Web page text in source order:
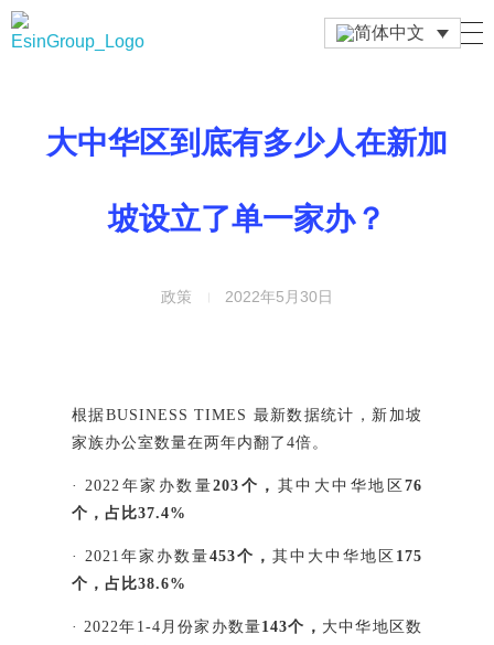
大中华区到底有多少人在新加
坡设立了单一家办？
2022年5月30日
政策
根据BUSINESS TIMES 最新数据统计，新加坡
家族办公室数量在两年内翻了4倍。
· 2022年家办数量203个， 其中大中华地区76
个， 占比37.4%
· 2021年家办数量453个， 其中大中华地区 175
个，占比38.6%
· 2022年1-4月份家办数量143个， 大中华地区数